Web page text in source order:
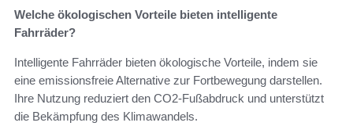
Welche ökologischen Vorteile bieten intelligente
Fahrräder?
Intelligente Fahrräder bieten ökologische Vorteile, indem sie
eine emissionsfreie Alternative zur Fortbewegung darstellen.
Ihre Nutzung reduziert den CO2-Fußabdruck und unterstützt
die Bekämpfung des Klimawandels.